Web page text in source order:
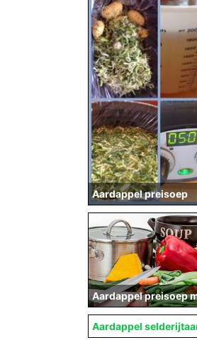
Aardappel preisoep
Aardappel preisoep
Aardappel